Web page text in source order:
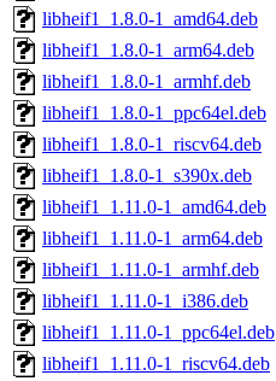
libheif1_1.8.0-1_amd64.deb
libheif1_1.8.0-1_arm64.deb
libheif1_1.8.0-1_armhf.deb
libheif1_1.8.0-1_ppc64el.deb
libheif1_1.8.0-1_riscv64.deb
libheif1_1.8.0-1_s390x.deb
libheif1_1.11.0-1_amd64.deb
libheif1_1.11.0-1_arm64.deb
libheif1_1.11.0-1_armhf.deb
libheif1_1.11.0-1_i386.deb
libheif1_1.11.0-1_ppc64el.deb
libheif1_1.11.0-1_riscv64.deb